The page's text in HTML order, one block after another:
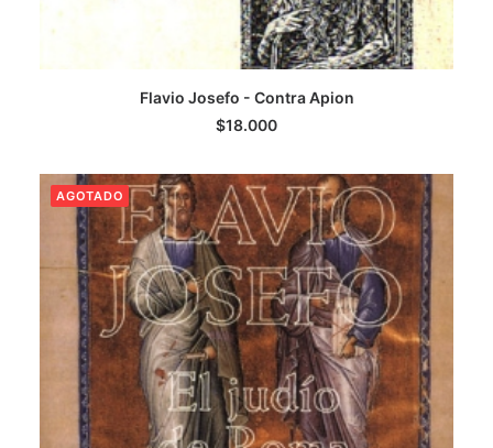
LEER MÁS
Flavio Josefo - Contra Apion
$18.000
AGOTADO